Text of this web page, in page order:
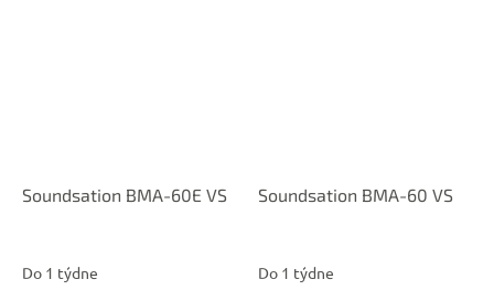
Soundsation BMA-60E VS
Do 1 týdne
Soundsation BMA-60 VS
Do 1 týdne